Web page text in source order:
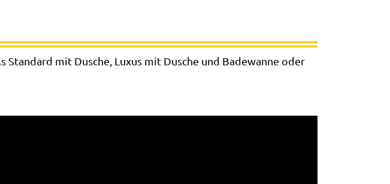
mit Dusche, Luxus mit Dusche und Badewanne oder